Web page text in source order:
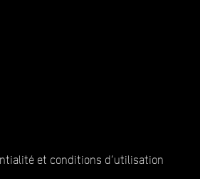
et conditions d’utilisation